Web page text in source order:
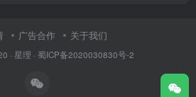
广告合作 关于我们
· 星理 · 蜀ICP备2020030830号-2